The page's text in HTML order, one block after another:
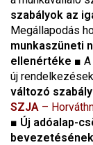
szabályok az
Megállapodás
munkaszüneti
ellenértéke ■
új rendelkezések
változó
SZJA –
■ Új adóalap-